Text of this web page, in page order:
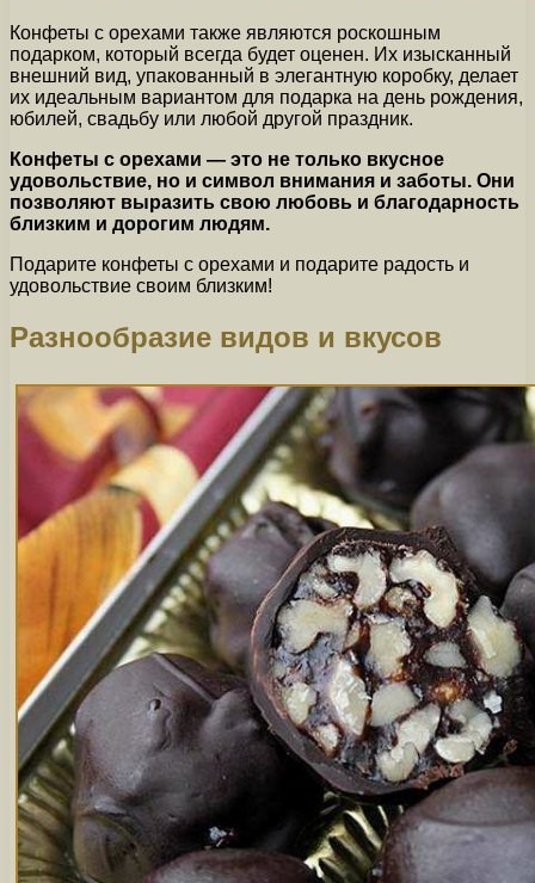
Конфеты с орехами также являются роскошным
подарком, который всегда будет оценен. Их изысканный
внешний вид, упакованный в элегантную коробку, делает
их идеальным вариантом для подарка на день рождения,
юбилей, свадьбу или любой другой праздник.
Конфеты с орехами — это не только вкусное
удовольствие, но и символ внимания и заботы. Они
позволяют выразить свою любовь и благодарность
близким и дорогим людям.
Подарите конфеты с орехами и подарите радость и
удовольствие своим близким!
Разнообразие видов и вкусов